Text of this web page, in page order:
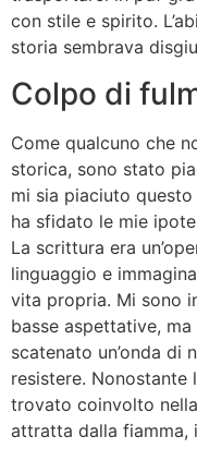
con stile e spirito.
storia sembrava
Colpo di
Come qualcuno che
storica, sono stato
mi sia piaciuto
ha sfidato le mie
La scrittura era
linguaggio e
vita propria. Mi sono
basse aspettative,
scatenato un’onda di
resistere. Nonostante
trovato coinvolto
attratta dalla fiamma,